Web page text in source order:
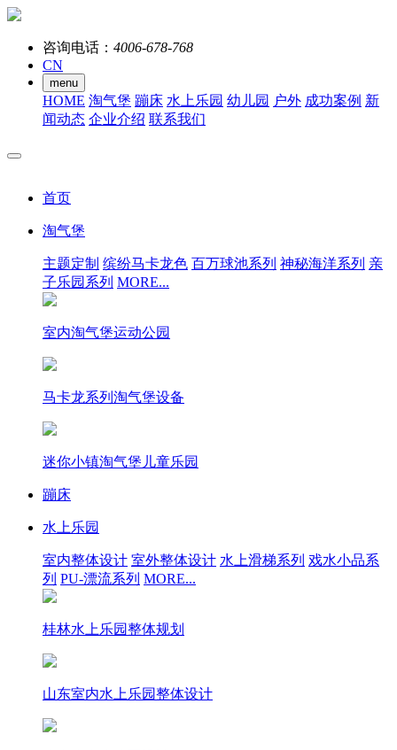
咨询电话： 4006-678-768
CN
menu
HOME 淘气堡 蹦床 水上乐园 幼儿园 户外 成功案例 新
闻动态 企业介绍 联系我们
首页
淘气堡
主题定制 缤纷马卡龙色 百万球池系列 神秘海洋系列 亲
子乐园系列 MORE...
室内淘气堡运动公园
马卡龙系列淘气堡设备
迷你小镇淘气堡儿童乐园
蹦床
水上乐园
室内整体设计 室外整体设计 水上滑梯系列 戏水小品系
列 PU-漂流系列 MORE...
桂林水上乐园整体规划
山东室内水上乐园整体设计